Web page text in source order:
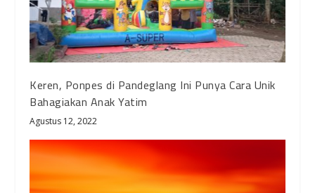
Keren, Ponpes di Pandeglang Ini Punya Cara Unik
Bahagiakan Anak Yatim
Agustus 12, 2022